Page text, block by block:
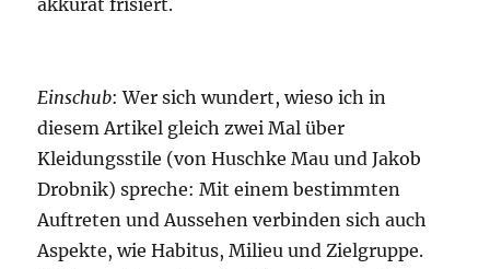
akkurat frisiert.
Einschub: Wer sich wundert, wieso ich in
diesem Artikel gleich zwei Mal über
Kleidungsstile (von Huschke Mau und Jakob
Drobnik) spreche: Mit einem bestimmten
Auftreten und Aussehen verbinden sich auch
Aspekte, wie Habitus, Milieu und Zielgruppe.